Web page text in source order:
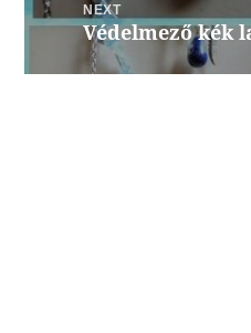
NEXT
Next
post:
Védelmező kék